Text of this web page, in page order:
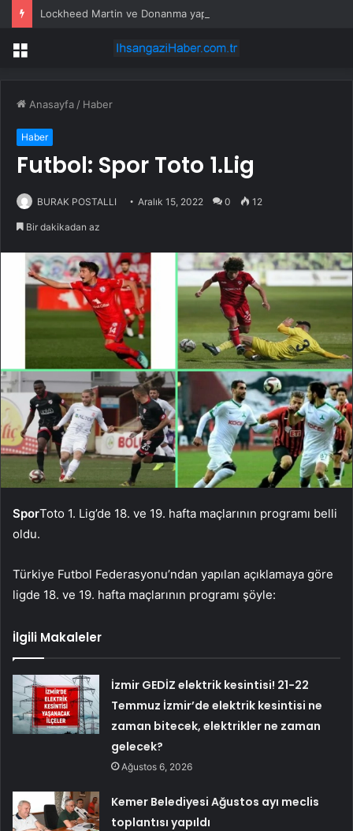
Menü
Anasayfa / Haber
Haber
Futbol: Spor Toto 1.Lig
BURAK POSTALLI Aralık 15, 2022 0 12
Bir dakikadan az
SporToto 1. Lig’de 18. ve 19. hafta maçlarının programı belli
oldu.
Türkiye Futbol Federasyonu’ndan yapılan açıklamaya göre
ligde 18. ve 19. hafta maçlarının programı şöyle:
İlgili Makaleler
İzmir GEDİZ elektrik kesintisi! 21-22
Temmuz İzmir’de elektrik kesintisi ne
zaman bitecek, elektrikler ne zaman
gelecek?
Ağustos 6, 2026
Kemer Belediyesi Ağustos ayı meclis
toplantısı yapıldı